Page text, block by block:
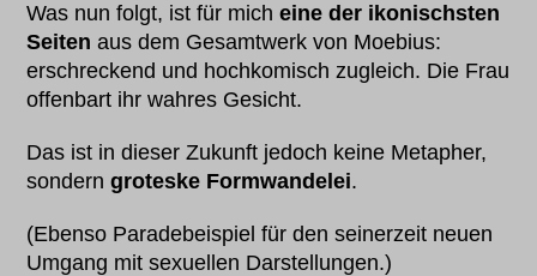
Was nun folgt, ist für micheine der ikonischsten
Seiten aus dem Gesamtwerk von Moebius:
erschreckend und hochkomisch zugleich. Die Frau
offenbart ihr wahres Gesicht.
Das ist in dieser Zukunft jedoch keine Metapher,
sonderngroteske Formwandelei.
(Ebenso Paradebeispiel für den seinerzeit neuen
Umgang mit sexuellen Darstellungen.)